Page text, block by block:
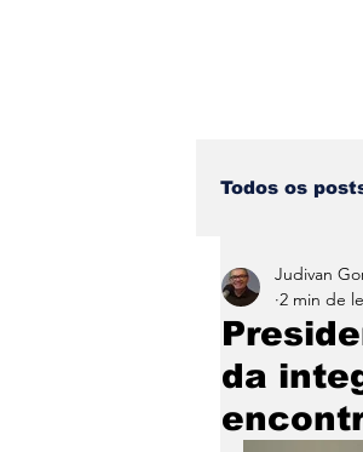
Todos os
da
Judivan
2 min de